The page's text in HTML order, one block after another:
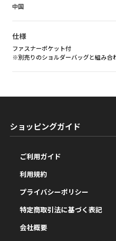
中国
仕様
ファスナーポケット付
※別売りのショルダーバッグと組み合
ショッピングガイド
ご利用ガイド
利用規約
プライバシーポリシー
特定商取引法に基づく表記
会社概要